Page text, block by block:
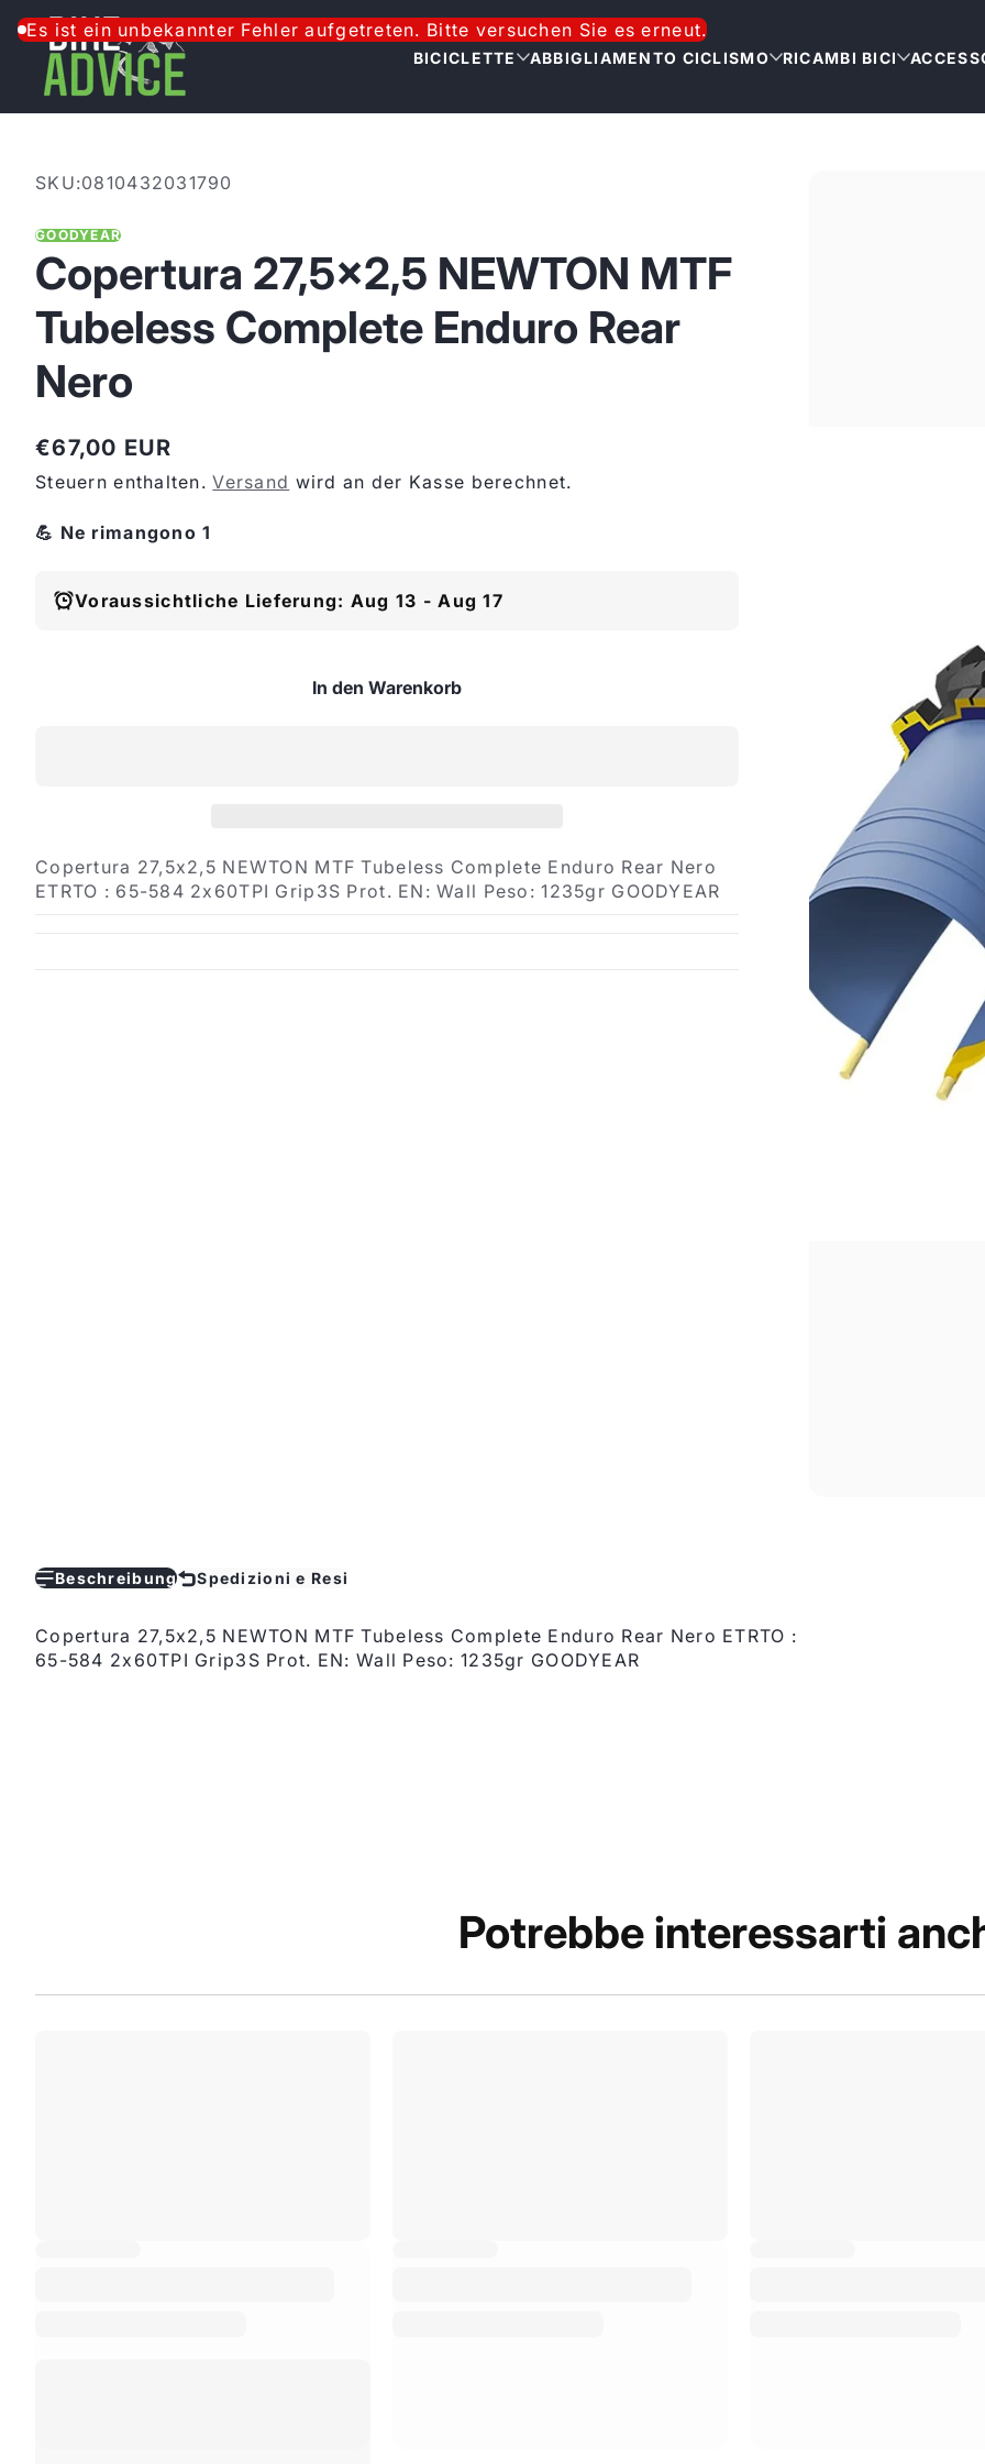
Zum Inhalt springen
BICICLETTE
ABBIGLIAMENTO CICLISMO RICAMBI BICI
SKU:0810432031790
GOODYEAR
Copertura 27,5x2,5 NEWTON MTF
Tubeless Complete Enduro Rear
Nero
Regulärer
Preis
€67,00 EUR
Steuern enthalten.Versand wird an der Kasse berechnet.
💪 Ne rimangono 1
Voraussichtliche Lieferung: Aug 13 - Aug 17
In den Warenkorb
Copertura 27,5x2,5 NEWTON MTF Tubeless Complete Enduro Rear Nero
ETRTO : 65-584 2x60TPI Grip3S Prot. EN: Wall Peso: 1235gr GOODYEAR
Beschreibung Spedizioni e Resi
Copertura 27,5x2,5 NEWTON MTF Tubeless Complete Enduro Rear Nero ETRTO :
65-584 2x60TPI Grip3S Prot. EN: Wall Peso: 1235gr GOODYEAR
Potrebbe interessarti
Es ist ein unbekannter Fehler aufgetreten. Bitte versuchen Sie es erneut.